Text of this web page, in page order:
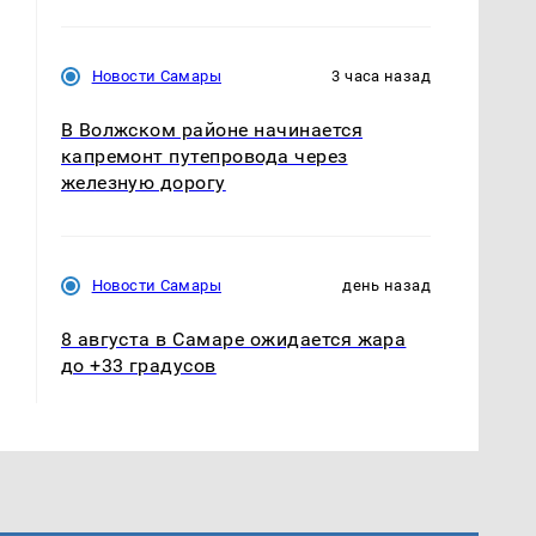
Новости Самары 3 часа назад
В Волжском районе начинается
капремонт путепровода через
железную дорогу
Новости Самары день назад
8 августа в Самаре ожидается жара
до +33 градусов